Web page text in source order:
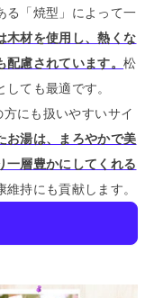
る「焼型」によって一
木材を使用し、熱くな
配慮されています。松
ても最適です。
にも扱いやすいサイ
お湯は、まろやかで美
一層豊かにしてくれる
持にも貢献します。